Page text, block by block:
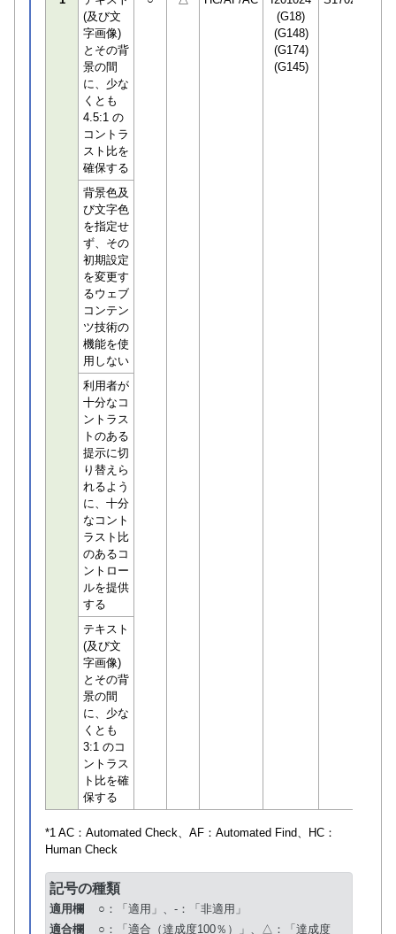
(及び文
字画像)
とその背
景の間
に、少な
くとも
4.5:1 の
コントラ
スト比を
確保する
(G18)
(G148)
(G174)
(G145)
背景色及
び文字色
を指定せ
ず、その
初期設定
を変更す
るウェブ
コンテン
ツ技術の
機能を使
用しない
利用者が
十分なコ
ントラス
トのある
提示に切
り替えら
れるよう
に、十分
なコント
ラスト比
のあるコ
ントロー
ルを提供
する
テキスト
(及び文
字画像)
とその背
景の間
に、少な
くとも
3:1 のコ
ントラス
ト比を確
保する
*1 AC： Automated Check、AF： Automated Find、HC：
Human Check
記号の種類
適用欄
○：「適用」、-：「非適用」
適合欄
○：「適合（達成度100％）」、△：「達成度